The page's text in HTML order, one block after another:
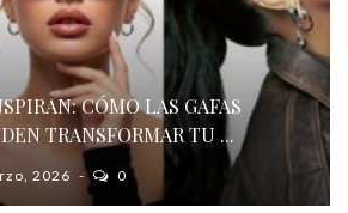
CÓMO LAS GAFAS
TRANSFORMAR TU ...
2026 0